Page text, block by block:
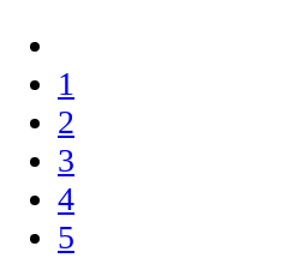
1
2
3
4
5